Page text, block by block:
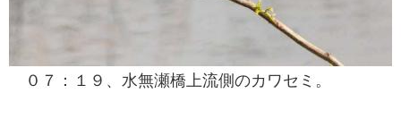
０７：１９、水無瀬橋上流側のカワセミ。